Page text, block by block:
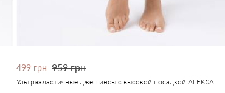
499 грн 959 грн
Ультраэластичные джеггинсы с высокой посадкой ALEKSA